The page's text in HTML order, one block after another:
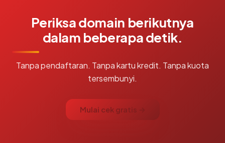
Periksa domain berikutnya
dalam beberapa detik.
Tanpa pendaftaran. Tanpa kartu kredit. Tanpa kuota
tersembunyi.
Mulai cek gratis →